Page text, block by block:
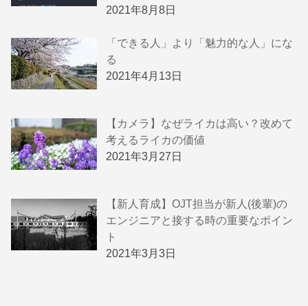
2021年8月8日
「できる人」より「魅力的な人」にな
る
2021年4月13日
【カメラ】なぜライカは高い？改めて
考えるライカの価値
2021年3月27日
【新人育成】OJT担当が新人(後輩)の
エンジニアと接する時の重要なポイン
ト
2021年3月3日